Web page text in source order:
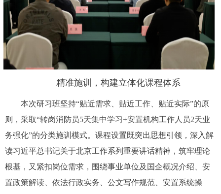
精准施训，构建立体化课程体系
本次研习班坚持“贴近需求、贴近工作、贴近实际”的原
则，采取“转岗消防员5天集中学习+安置机构工作人员2天业
务强化”的分类施训模式。课程设置既突出思想引领，深入解
读习近平总书记关于北京工作系列重要讲话精神，筑牢理论
根基，又紧扣岗位需求，围绕事业单位及国企概况介绍、安
置政策解读、依法行政实务、公文写作规范、安置系统操